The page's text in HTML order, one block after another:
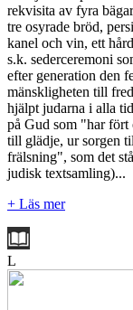
rekvisita av fyra
tre osyrade bröd,
kanel och vin, ett
s.k. sederceremoni
efter generation den
mänskligheten till
hjälpt judarna i alla
på Gud som "har fört
till glädje, ur sorgen
frälsning", som det
judisk textsamling)...
+ Läs mer
L